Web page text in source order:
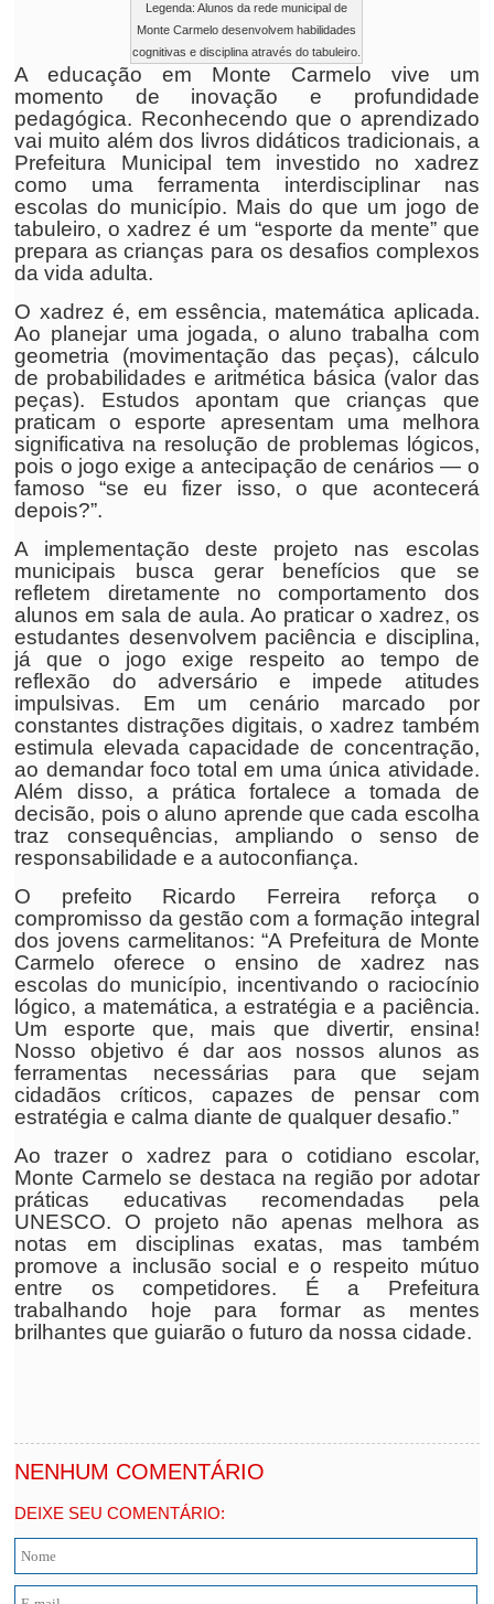
Legenda: Alunos da rede municipal de
Monte Carmelo desenvolvem habilidades
cognitivas e disciplina através do tabuleiro.
A educação em Monte Carmelo vive um
momento de inovação e profundidade
pedagógica. Reconhecendo que o aprendizado
vai muito além dos livros didáticos tradicionais, a
Prefeitura Municipal tem investido no xadrez
como uma ferramenta interdisciplinar nas
escolas do município. Mais do que um jogo de
tabuleiro, o xadrez é um “esporte da mente” que
prepara as crianças para os desafios complexos
da vida adulta.
O xadrez é, em essência, matemática aplicada.
Ao planejar uma jogada, o aluno trabalha com
geometria (movimentação das peças), cálculo
de probabilidades e aritmética básica (valor das
peças). Estudos apontam que crianças que
praticam o esporte apresentam uma melhora
significativa na resolução de problemas lógicos,
pois o jogo exige a antecipação de cenários — o
famoso “se eu fizer isso, o que acontecerá
depois?”.
A implementação deste projeto nas escolas
municipais busca gerar benefícios que se
refletem diretamente no comportamento dos
alunos em sala de aula. Ao praticar o xadrez, os
estudantes desenvolvem paciência e disciplina,
já que o jogo exige respeito ao tempo de
reflexão do adversário e impede atitudes
impulsivas. Em um cenário marcado por
constantes distrações digitais, o xadrez também
estimula elevada capacidade de concentração,
ao demandar foco total em uma única atividade.
Além disso, a prática fortalece a tomada de
decisão, pois o aluno aprende que cada escolha
traz consequências, ampliando o senso de
responsabilidade e a autoconfiança.
O prefeito Ricardo Ferreira reforça o
compromisso da gestão com a formação integral
dos jovens carmelitanos: “A Prefeitura de Monte
Carmelo oferece o ensino de xadrez nas
escolas do município, incentivando o raciocínio
lógico, a matemática, a estratégia e a paciência.
Um esporte que, mais que divertir, ensina!
Nosso objetivo é dar aos nossos alunos as
ferramentas necessárias para que sejam
cidadãos críticos, capazes de pensar com
estratégia e calma diante de qualquer desafio.”
Ao trazer o xadrez para o cotidiano escolar,
Monte Carmelo se destaca na região por adotar
práticas educativas recomendadas pela
UNESCO. O projeto não apenas melhora as
notas em disciplinas exatas, mas também
promove a inclusão social e o respeito mútuo
entre os competidores. É a Prefeitura
trabalhando hoje para formar as mentes
brilhantes que guiarão o futuro da nossa cidade.
NENHUM COMENTÁRIO
DEIXE SEU COMENTÁRIO: